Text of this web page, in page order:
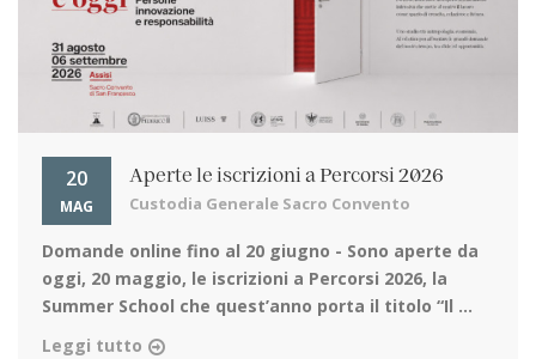
20
MAG
Aperte le iscrizioni a Percorsi 2026
Custodia Generale Sacro Convento
Domande online fino al 20 giugno - Sono aperte da
oggi, 20 maggio, le iscrizioni a Percorsi 2026, la
Summer School che quest’anno porta il titolo “Il ...
Leggi tutto